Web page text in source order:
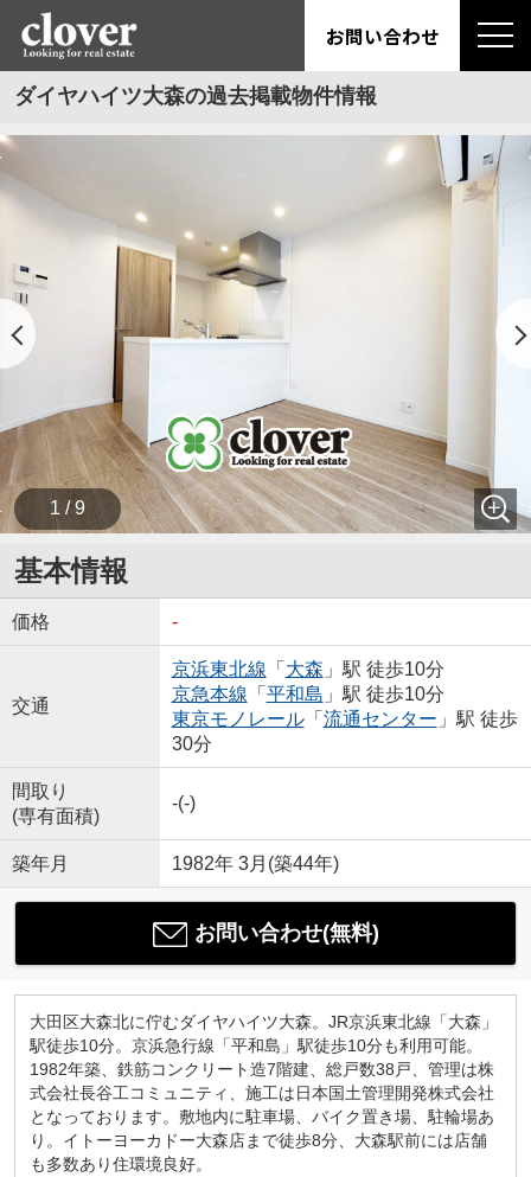
お問い合わせ
ダイヤハイツ大森の過去掲載物件情報
1 / 9
基本情報
価格 -
交通
京浜東北線 「 大森 」駅 徒歩10分
京急本線 「 平和島 」駅 徒歩10分
東京モノレール「 流通センター 」駅 徒歩
30分
間取り
(専有面積)
-(-)
築年月 1982年 3月(築44年)
お問い合わせ(無料)
大田区大森北に佇むダイヤハイツ大森。JR京浜東北線「大森」
駅徒歩10分。京浜急行線「平和島」駅徒歩10分も利用可能。
1982年築、鉄筋コンクリート造7階建、総戸数38戸、管理は株
式会社長谷工コミュニティ、施工は日本国土管理開発株式会社
となっております。敷地内に駐車場、バイク置き場、駐輪場あ
り。イトーヨーカドー大森店まで徒歩8分、大森駅前には店舗
も多数あり住環境良好。